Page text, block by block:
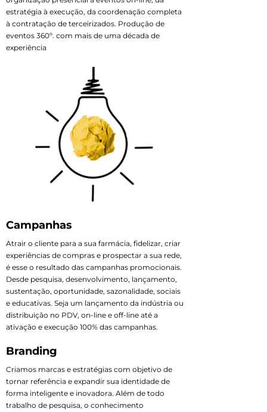
estratégia à execução, da coordenação completa
à contratação de terceirizados. Produção de
eventos 360º. com mais de uma década de
experiência
Campanhas
Atrair o cliente para a sua farmácia, fidelizar, criar
experiências de compras e prospectar a sua rede,
é esse o resultado das campanhas promocionais.
Desde pesquisa, desenvolvimento, lançamento,
sustentação, oportunidade, sazonalidade, sociais
e educativas. Seja um lançamento da indústria ou
distribuição no PDV, on-line e off-line até a
ativação e execução 100% das campanhas.
Branding
Criamos marcas e estratégias com objetivo de
tornar referência e expandir sua identidade de
forma inteligente e inovadora. Além de todo
trabalho de pesquisa, o conhecimento